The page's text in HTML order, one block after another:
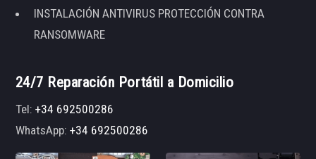
INSTALACIÓN ANTIVIRUS PROTECCIÓN CONTRA
RANSOMWARE
24/7 Reparación Portátil a Domicilio
Tel:+34 692500286
WhatsApp:+34 692500286